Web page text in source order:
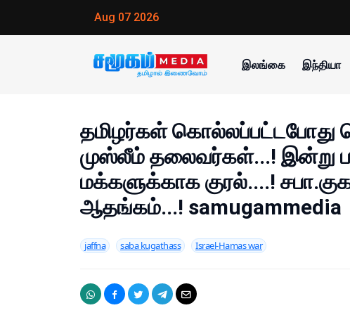
Aug 07 2026
இலங்கை இந்தியா
தமிழர்கள்
முஸ்லீம் தலைவர்கள்...! இன்று
மக்களுக்காக குரல்....!
ஆதங்கம்...! samugammedia
jaffna saba kugathass Israel-Hamas war